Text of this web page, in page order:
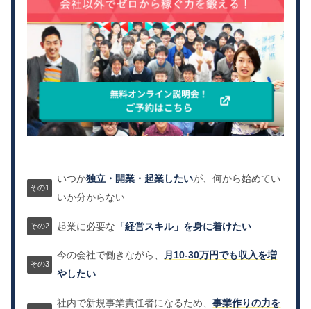
いつか独立・開業・起業したいが、何から始めてい
いか分からない
起業に必要な 「経営スキル」を身に着けたい
今の会社で働きながら、
月10-30万円でも収入を増
やしたい
社内で新規事業責任者になるため、事業作りの力を